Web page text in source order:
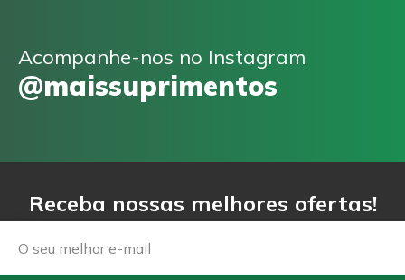
Acompanhe-nos no Instagram
@maissuprimentos
Receba nossas melhores ofertas!
Email